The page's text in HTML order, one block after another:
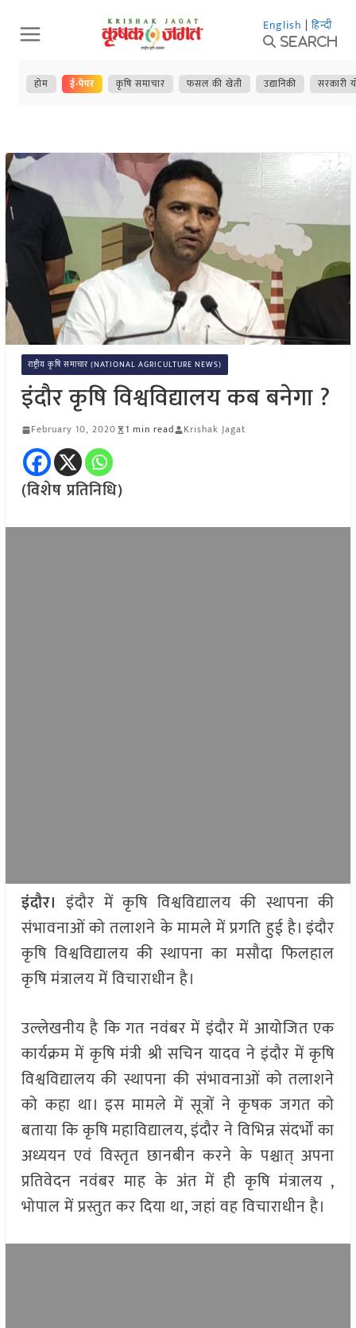
Skip
to
content
English | हिन्दी
Search
होम ई-पेपर कृषि समाचार फसल की खेती उद्यानिकी सरकारी
राष्ट्रीय कृषि समाचार (NATIONAL AGRICULTURE NEWS)
इंदौर कृषि विश्वविद्यालय कब बनेगा ?
February 10, 2020 1 min read Krishak Jagat
(विशेष प्रतिनिधि)
इंदौर। इंदौर में कृषि विश्वविद्यालय की स्थापना की
संभावनाओं को तलाशने के मामले में प्रगति हुई है। इंदौर
कृषि विश्वविद्यालय की स्थापना का मसौदा फिलहाल
कृषि मंत्रालय में विचाराधीन है।
उल्लेखनीय है कि गत नवंबर में इंदौर में आयोजित एक
कार्यक्रम में कृषि मंत्री श्री सचिन यादव ने इंदौर में कृषि
विश्वविद्यालय की स्थापना की संभावनाओं को तलाशने
को कहा था। इस मामले में सूत्रों ने कृषक जगत को
बताया कि कृषि महाविद्यालय, इंदौर ने विभिन्न संदर्भों का
अध्ययन एवं विस्तृत छानबीन करने के पश्चात् अपना
प्रतिवेदन नवंबर माह के अंत में ही कृषि मंत्रालय ,
भोपाल में प्रस्तुत कर दिया था, जहां वह विचाराधीन है।